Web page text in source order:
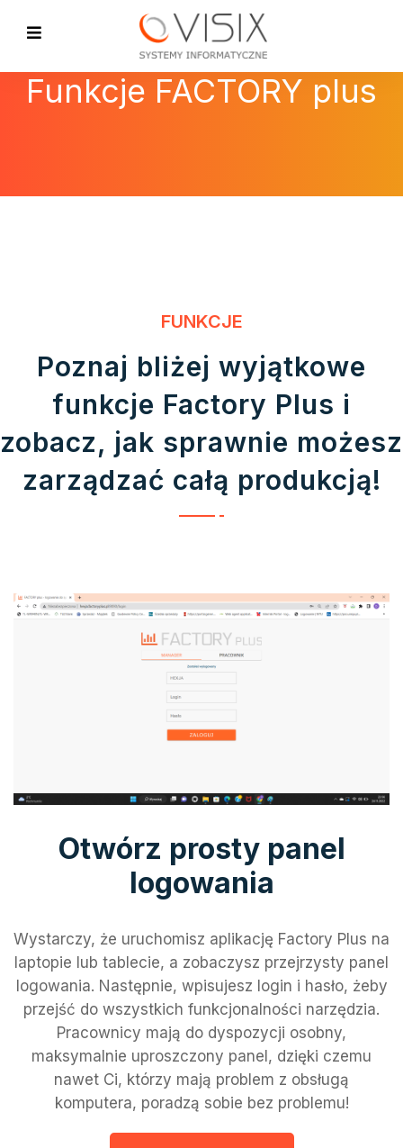
Funkcje FACTORY plus
FUNKCJE
Poznaj bliżej wyjątkowe
funkcje Factory Plus i
zobacz, jak sprawnie możesz
zarządzać całą produkcją!
Otwórz prosty panel
logowania
Wystarczy, że uruchomisz aplikację Factory Plus na
laptopie lub tablecie, a zobaczysz przejrzysty panel
logowania. Następnie, wpisujesz login i hasło, żeby
przejść do wszystkich funkcjonalności narzędzia.
Pracownicy mają do dyspozycji osobny,
maksymalnie uproszczony panel, dzięki czemu
nawet Ci, którzy mają problem z obsługą
komputera, poradzą sobie bez problemu!